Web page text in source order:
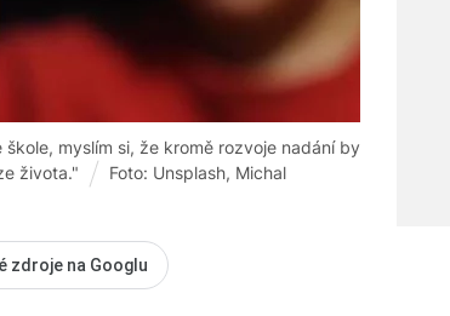
myslím si, že kromě rozvoje nadání by
života."
Foto: Unsplash, Michal
zdroje na Googlu